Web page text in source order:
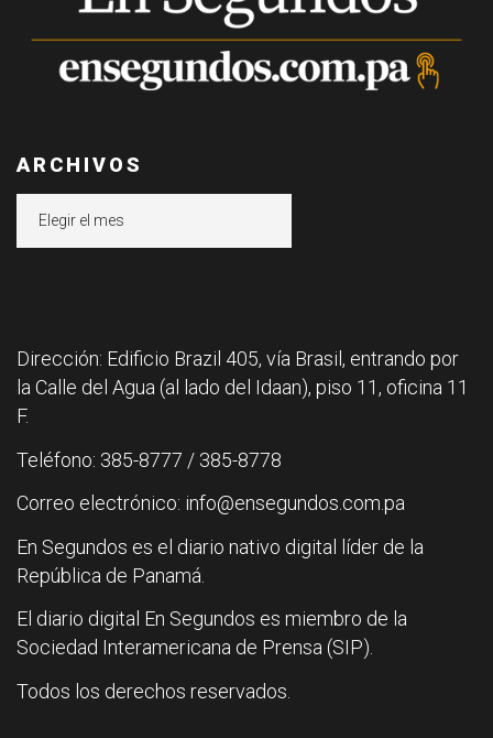
ARCHIVOS
Dirección: Edificio Brazil 405, vía Brasil, entrando por
la Calle del Agua (al lado del Idaan), piso 11, oficina 11
F.
Teléfono: 385-8777 / 385-8778
Correo electrónico: info@ensegundos.com.pa
En Segundos es el diario nativo digital líder de la
República de Panamá.
El diario digital En Segundos es miembro de la
Sociedad Interamericana de Prensa (SIP).
Todos los derechos reservados.